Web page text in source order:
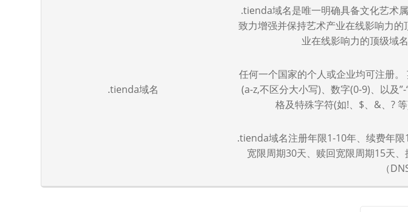
.tienda域名
.tienda域名是唯一明确具备文化艺术
致力增强并保持艺术产业在线影响力
业在线影响力的顶级域
任何一个国家的个人或企业均可注册
(a-z,不区分大小写)、数字(0-9)、以及
格及特殊字符(如!、$、&、? 等
.tienda域名注册年限1-10年、续费年
宽限周期30天、赎回宽限周期15天
（